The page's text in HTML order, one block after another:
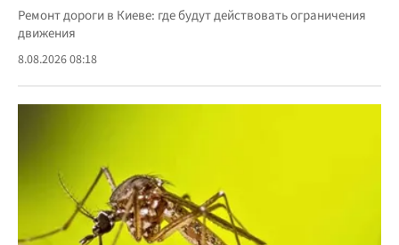
Ремонт дороги в Киеве: где будут действовать ограничения
движения
8.08.2026 08:18